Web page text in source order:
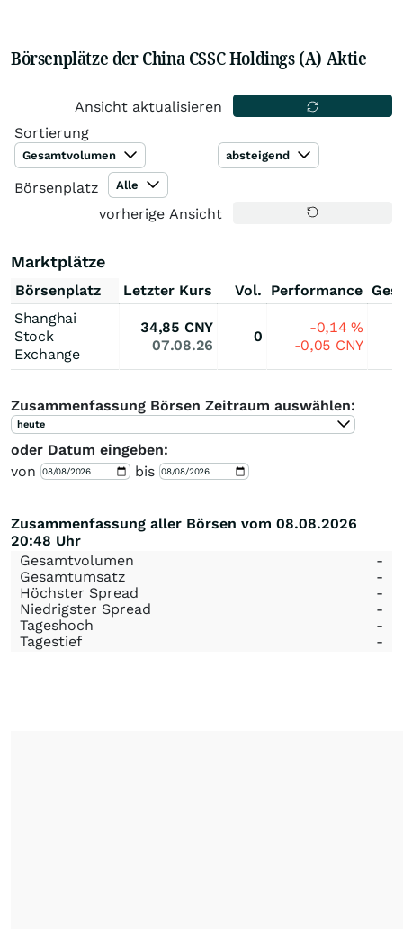
Börsenplätze der China CSSC Holdings (A) Aktie
Ansicht aktualisieren
Sortierung
Gesamtvolumen absteigend
Börsenplatz Alle
vorherige Ansicht
Marktplätze
Börsenplatz Letzter Kurs Vol. Performance
Shanghai
Stock
Exchange
34,85 CNY
07.08.26
0
-0,14%
-0,05 CNY
Zusammenfassung Börsen Zeitraum auswählen:
heute
oder Datum eingeben:
von
bis
Zusammenfassung aller Börsen vom 08.08.2026
20:48 Uhr
Gesamtvolumen
-
Gesamtumsatz
-
Höchster Spread
-
Niedrigster Spread
-
Tageshoch
-
Tagestief
-